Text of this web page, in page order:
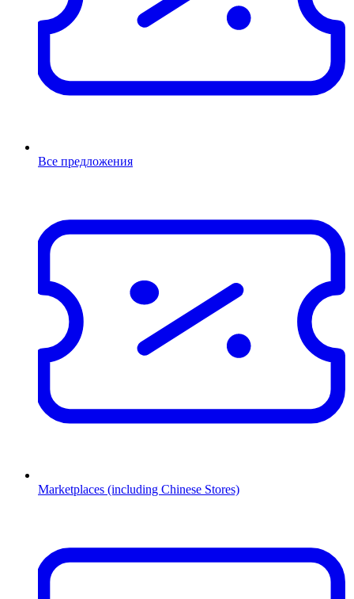
Все предложения
Marketplaces (including Chinese Stores)